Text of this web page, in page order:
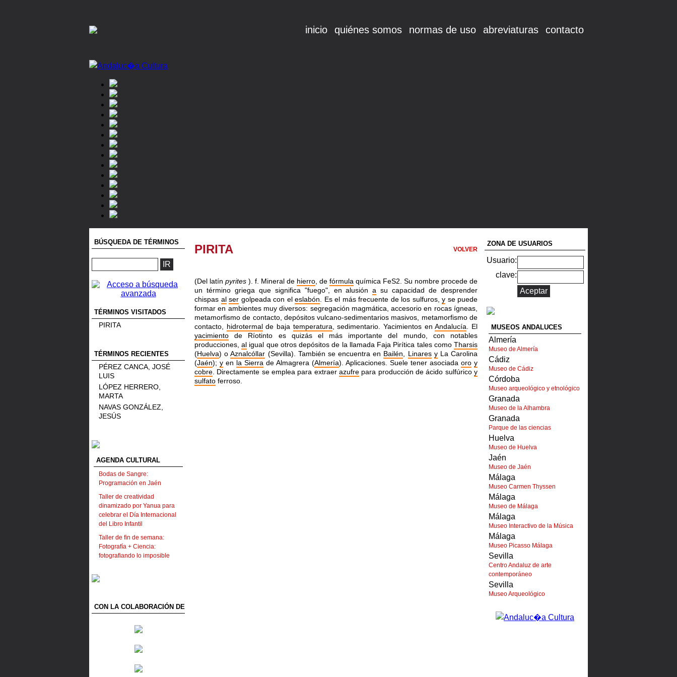
inicio quiénes somos normas de uso abreviaturas contacto
BÚSQUEDA DE TÉRMINOS
TÉRMINOS VISITADOS
PIRITA
TÉRMINOS RECIENTES
PÉREZ CANCA, JOSÉ
LUIS
LÓPEZ HERRERO,
MARTA
NAVAS GONZÁLEZ,
JESÚS
AGENDA CULTURAL
Bodas de Sangre:
Programación en Jaén
Taller de creatividad
dinamizado por Yanua para
celebrar el Día Internacional
del Libro Infantil
Taller de fin de semana:
Fotografía + Ciencia:
fotografiando lo imposible
CON LA COLABORACIÓN DE
PIRITA VOLVER
(Del latín pyrites ). f. Mineral de hierro , de fórmula química FeS2. Su nombre procede de
un término griega que significa "fuego", en alusióna su capacidad de desprender
chispas al ser golpeada con el eslabón . Es el más frecuente de los sulfuros, y se puede
formar en ambientes muy diversos: segregación magmática, accesorio en rocas ígneas,
metamorfismo de contacto, depósitos vulcano-sedimentarios masivos, metamorfismo de
contacto, hidrotermalde baja temperatura , sedimentario. Yacimientos enAndalucía . El
yacimiento de Ríotinto es quizás el más importante del mundo, con notables
producciones,al igual que otros depósitos de la llamada Faja Pirítica tales comoTharsis
(Huelva) oAznalcóllar (Sevilla). También se encuentra en Bailén Linares yLa Carolina
(Jaén); y en la Sierra de Almagrera (Almería). Aplicaciones. Suele tener asociada oro y
cobre . Directamente se emplea para extraer azufre para producción de ácido sulfúrico y
sulfato ferroso.
ZONA DE USUARIOS
Usuario:
clave:
MUSEOS ANDALUCES
Almería
Museo de Almería
Cádiz
Museo de Cádiz
Córdoba
Museo arqueológico y etnológico
Granada
Museo de la Alhambra
Granada
Parque de las ciencias
Huelva
Museo de Huelva
Jaén
Museo de Jaén
Málaga
Museo Carmen Thyssen
Málaga
Museo de Málaga
Málaga
Museo Interactivo de la Música
Málaga
Museo Picasso Málaga
Sevilla
Centro Andaluz de arte
contemporáneo
Sevilla
Museo Arqueológico